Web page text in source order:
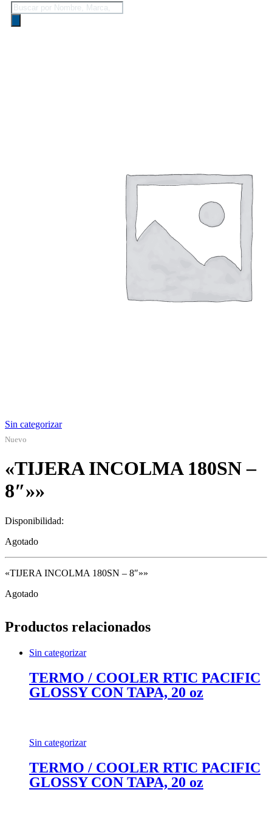
Búsqueda
de
productos
Sin categorizar
Nuevo
«TIJERA INCOLMA 180SN –
8″»»
Disponibilidad:
Agotado
«TIJERA INCOLMA 180SN – 8″»»
Agotado
Productos relacionados
Sin categorizar
TERMO / COOLER RTIC PACIFIC
GLOSSY CON TAPA, 20 oz
Sin categorizar
TERMO / COOLER RTIC PACIFIC
GLOSSY CON TAPA, 20 oz